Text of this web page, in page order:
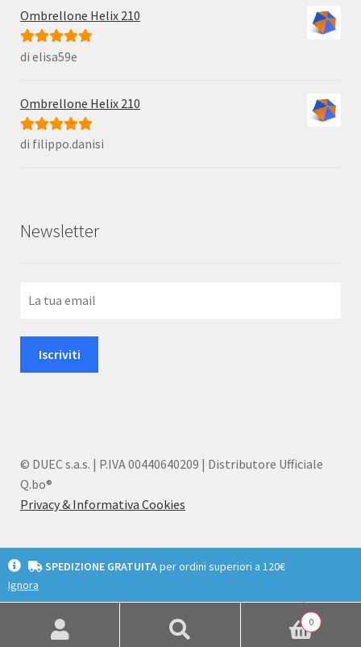
Ombrellone Helix 210
Valutato5su
di elisa59e
Ombrellone Helix 210
Valutato5 su
di filippo.danisi
Newsletter
© DUEC s.a.s. | P.IVA 00440640209 | Distributore Ufficiale
Q.bo®
Privacy & Informativa Cookies
0
SPEDIZIONE GRATUITAper ordini superiori a 120€
Ignora
Deutsch